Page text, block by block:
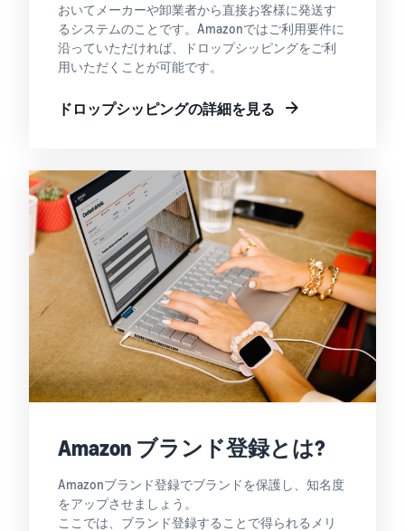
おいてメーカーや卸業者から直接お客様に発送す
るシステムのことです。Amazonではご利用要件に
沿っていただければ、ドロップシッピングをご利
用いただくことが可能です。
ドロップシッピングの詳細を見る
Amazon ブランド登録とは?
Amazonブランド登録でブランドを保護し、知名度
をアップさせましょう。
ここでは、ブランド登録することで得られるメリ